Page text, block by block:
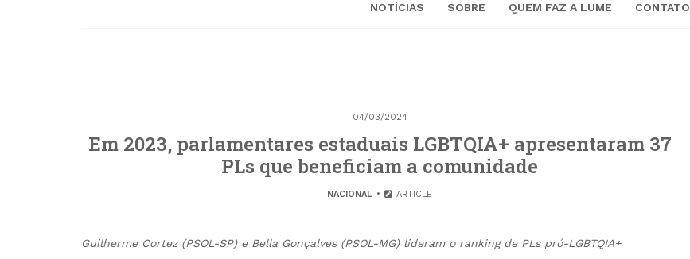
NOTÍCIAS SOBRE QUEM FAZ A LUME CONTATO
04/03/2024
Em 2023, parlamentares estaduais LGBTQIA+ apresentaram 37
PLs que beneficiam a comunidade
NACIONAL ARTICLE
Guilherme Cortez (PSOL-SP) e Bella Gonçalves (PSOL-MG) lideram o ranking de PLs pró-LGBTQIA+